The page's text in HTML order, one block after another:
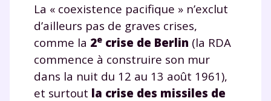
La « coexistence pacifique » n’exclut
d’ailleurs pas de graves crises,
comme la 2e crise de Berlin (la RDA
commence à construire son mur
dans la nuit du 12 au 13 août 1961),
et surtout la crise des missiles de